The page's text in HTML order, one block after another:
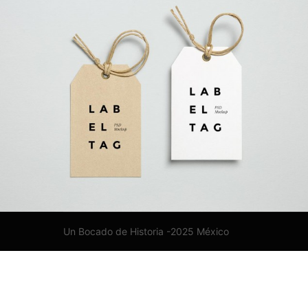
Un Bocado de Historia -2025 México